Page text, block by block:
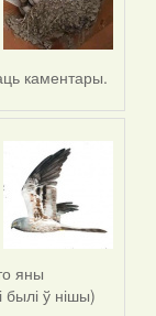
каментары.
яны
былі ў нішы)